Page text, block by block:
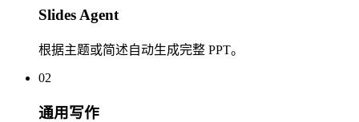
Slides Agent
根据主题或简述自动生成完整 PPT。
02
通用写作